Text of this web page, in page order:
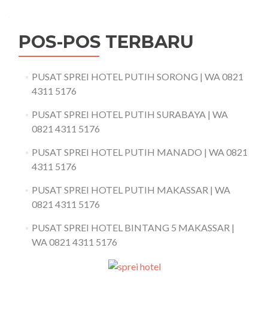
POS-POS TERBARU
PUSAT SPREI HOTEL PUTIH SORONG | WA 0821
4311 5176
PUSAT SPREI HOTEL PUTIH SURABAYA | WA
0821 4311 5176
PUSAT SPREI HOTEL PUTIH MANADO | WA 0821
4311 5176
PUSAT SPREI HOTEL PUTIH MAKASSAR | WA
0821 4311 5176
PUSAT SPREI HOTEL BINTANG 5 MAKASSAR |
WA 0821 4311 5176